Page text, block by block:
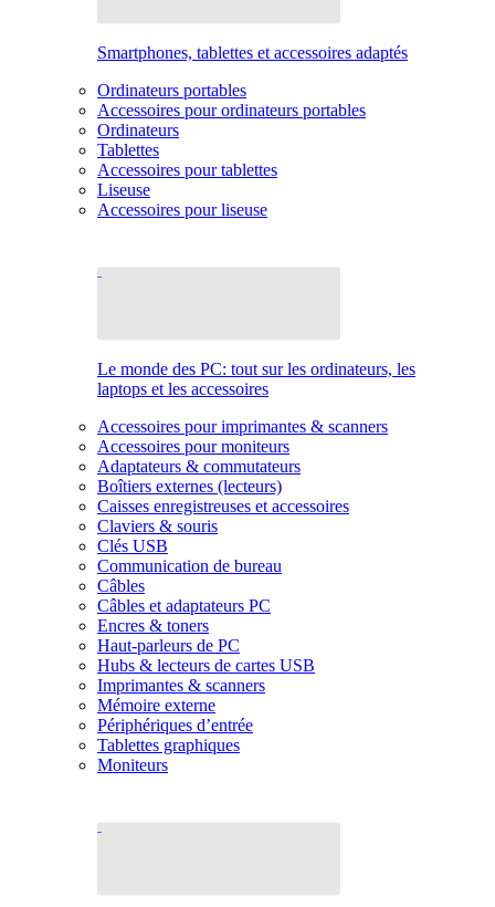
Smartphones, tablettes et accessoires adaptés
Ordinateurs portables
Accessoires pour ordinateurs portables
Ordinateurs
Tablettes
Accessoires pour tablettes
Liseuse
Accessoires pour liseuse
Le monde des PC: tout sur les ordinateurs, les
laptops et les accessoires
Accessoires pour imprimantes & scanners
Accessoires pour moniteurs
Adaptateurs & commutateurs
Boîtiers externes (lecteurs)
Caisses enregistreuses et accessoires
Claviers & souris
Clés USB
Communication de bureau
Câbles
Câbles et adaptateurs PC
Encres & toners
Haut-parleurs de PC
Hubs & lecteurs de cartes USB
Imprimantes & scanners
Mémoire externe
Périphériques d’entrée
Tablettes graphiques
Moniteurs